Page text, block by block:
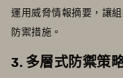
運用威脅情報摘要，讓
防禦措施。
3. 多層式防禦策